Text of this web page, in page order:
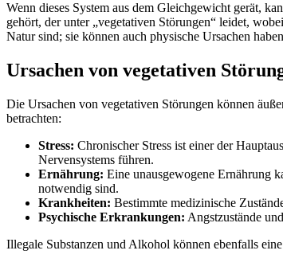
Wenn dieses System aus dem Gleichgewicht gerät,
gehört, der unter „vegetativen Störungen“ leidet,
Natur sind; sie können auch physische Ursachen
Ursachen von vegetativen
Die Ursachen von vegetativen Störungen können
betrachten:
Stress: Chronischer Stress ist einer der
Nervensystems führen.
Ernährung: Eine unausgewogene Ernährung
notwendig sind.
Krankheiten: Bestimmte medizinische
Psychische Erkrankungen: Angstzustände
Illegale Substanzen und Alkohol können ebenfalls